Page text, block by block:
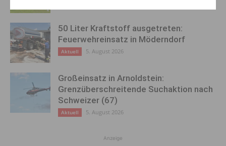
50 Liter Kraftstoff ausgetreten:
Feuerwehreinsatz in Möderndorf
Aktuell 5. August 2026
Großeinsatz in Arnoldstein:
Grenzüberschreitende Suchaktion nach
Schweizer (67)
Aktuell 5. August 2026
Anzeige